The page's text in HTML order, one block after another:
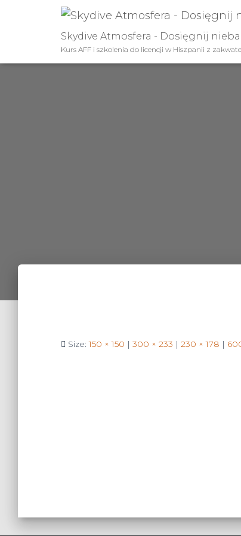
Skydive Atmosfera - Dosięgnij
Kurs AFF i szkolenia do licencji w Hiszpanii z
Size:150 × 150 | 300 × 233 | 230 × 178 |